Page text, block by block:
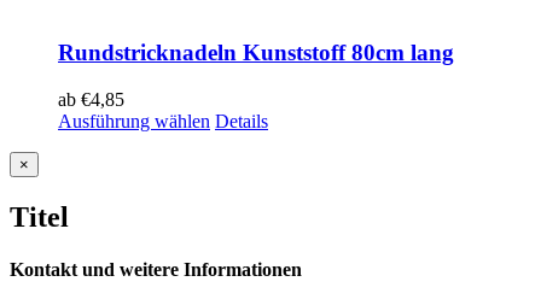
Rundstricknadeln Kunststoff 80cm lang
ab €4,85
Ausführung wählen Details
Close
product
view
×
Titel
Kontakt und weitere Informationen